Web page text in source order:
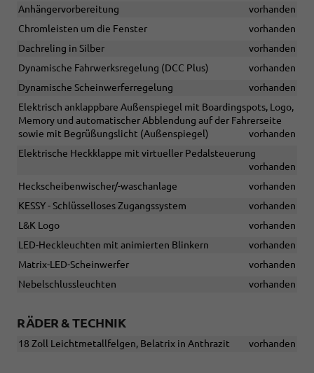
Anhängervorbereitung
vorhanden
Chromleisten um die Fenster
vorhanden
Dachreling in Silber
vorhanden
Dynamische Fahrwerksregelung (DCC Plus)
vorhanden
Dynamische Scheinwerferregelung
vorhanden
Elektrisch anklappbare Außenspiegel mit Boardingspots, Logo,
Memory und automatischer Abblendung auf der Fahrerseite
sowie mit Begrüßungslicht (Außenspiegel)
vorhanden
Elektrische Heckklappe mit virtueller Pedalsteuerung
vorhanden
Heckscheibenwischer/-waschanlage
vorhanden
KESSY - Schlüsselloses Zugangssystem
vorhanden
L&K Logo
vorhanden
LED-Heckleuchten mit animierten Blinkern
vorhanden
Matrix-LED-Scheinwerfer
vorhanden
Nebelschlussleuchten
vorhanden
RÄDER & TECHNIK
18 Zoll Leichtmetallfelgen, Belatrix in Anthrazit vorhanden